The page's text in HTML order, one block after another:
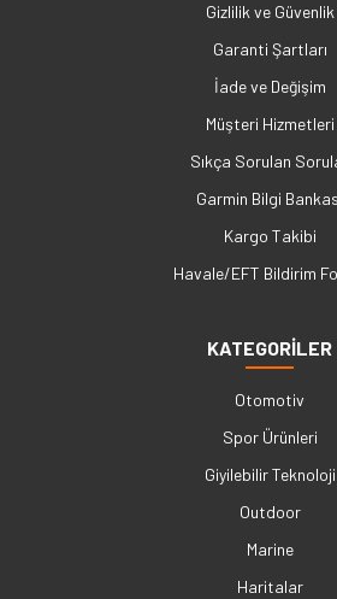
Gizlilik ve Güvenlik
Garanti Şartları
İade ve Değişim
Müşteri Hizmetleri
Sıkça Sorulan
Garmin Bilgi
Kargo Takibi
Havale/EFT Bildirim
KATEGORİLER
Otomotiv
Spor Ürünleri
Giyilebilir Teknoloji
Outdoor
Marine
Haritalar